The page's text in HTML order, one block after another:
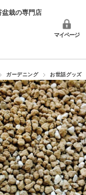
盆栽の専門店
マイページ
ガーデニング お世話グッズ